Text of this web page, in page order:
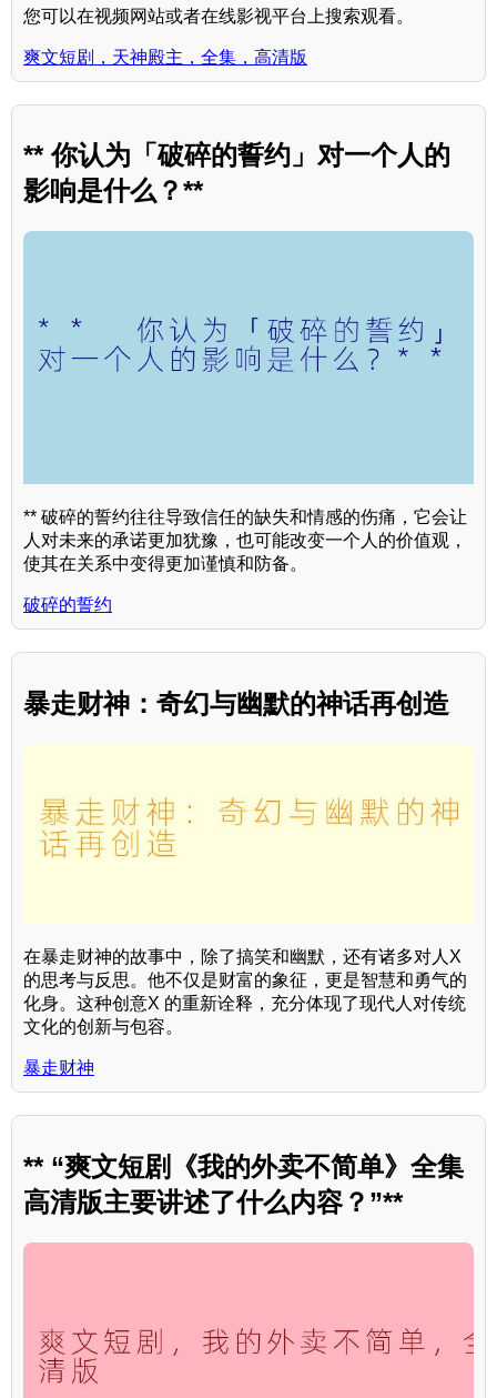
您可以在视频网站或者在线影视平台上搜索观看。
爽文短剧，天神殿主，全集，高清版
** 你认为「破碎的誓约」对一个人的
影响是什么？**
** 破碎的誓约往往导致信任的缺失和情感的伤痛，它会让
人对未来的承诺更加犹豫，也可能改变一个人的价值观，
使其在关系中变得更加谨慎和防备。
破碎的誓约
暴走财神：奇幻与幽默的神话再创造
在暴走财神的故事中，除了搞笑和幽默，还有诸多对人X
的思考与反思。他不仅是财富的象征，更是智慧和勇气的
化身。这种创意X 的重新诠释，充分体现了现代人对传统
文化的创新与包容。
暴走财神
** “爽文短剧《我的外卖不简单》全集
高清版主要讲述了什么内容？”**